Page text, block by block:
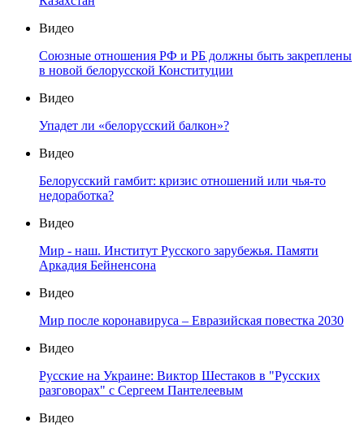
Видео
Союзные отношения РФ и РБ должны быть закреплены
в новой белорусской Конституции
Видео
Упадет ли «белорусский балкон»?
Видео
Белорусский гамбит: кризис отношений или чья-то
недоработка?
Видео
Мир - наш. Институт Русского зарубежья. Памяти
Аркадия Бейненсона
Видео
Мир после коронавируса – Евразийская повестка 2030
Видео
Русские на Украине: Виктор Шестаков в "Русских
разговорах" с Сергеем Пантелеевым
Видео